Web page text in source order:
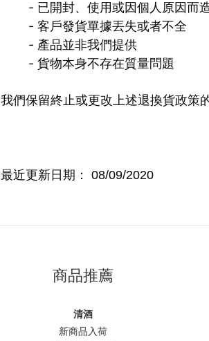
- 已開封、使用或因個人原因而
- 客戶發貨單據丟失或者不全
- 產品並非我們提供
- 貨物本身不存在質量問題
我們保留終止或更改上述退換貨政策
最近更新日期： 08/09/2020
商品推薦
清酒
新商品入荷